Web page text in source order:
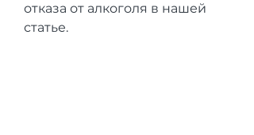
отказа от алкоголя в нашей
статье.